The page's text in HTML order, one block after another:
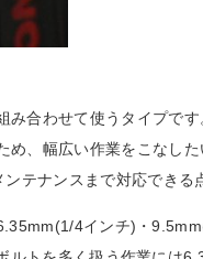
み合わせて使うタイプで
、幅広い作業をこなし
テナンスまで対応できる
4インチ)・